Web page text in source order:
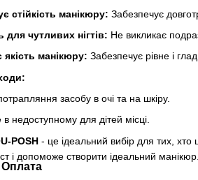
стійкість манікюру: Забезпечує
для чутливих нігтів: Не викликає
манікюру: Забезпечує рівне і
засобу в очі та на шкіру.
в недоступному для дітей місці.
POSH- це ідеальний вибір для тих, хто
і допоможе створити ідеальний манікюр.
Оплата